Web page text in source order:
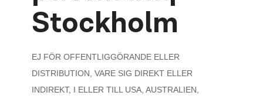
Stockholm
EJ FÖR OFFENTLIGGÖRANDE ELLER
DISTRIBUTION, VARE SIG DIREKT ELLER
INDIREKT, I ELLER TILL USA, AUSTRALIEN,